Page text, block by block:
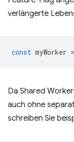
verlängerte
const myWorker =
Da Shared
auch ohne
schreiben Sie